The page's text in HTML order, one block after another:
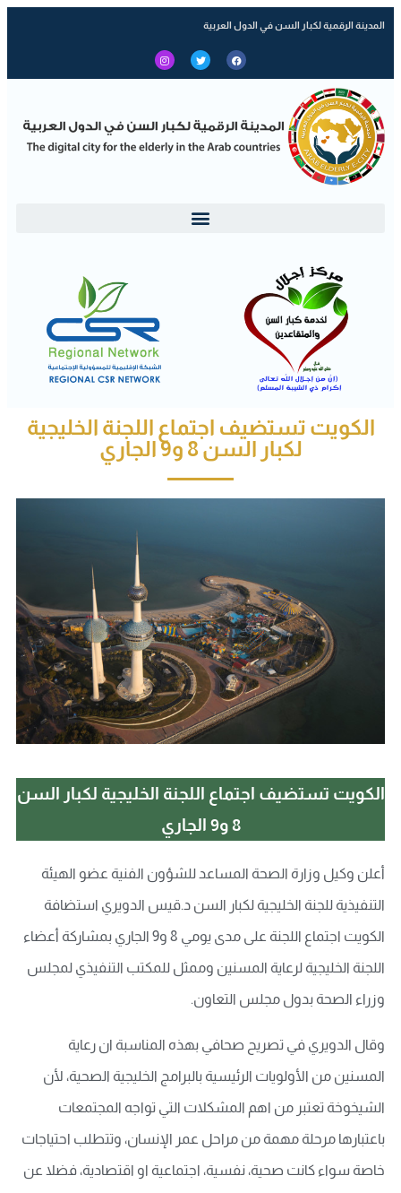
المدينة الرقمية لكبار السن في الدول العربية
الكويت تستضيف اجتماع اللجنة الخليجية
لكبار السن 8 و9 الجاري
الكويت تستضيف اجتماع اللجنة الخليجية لكبار السن
8 و9 الجاري
أعلن وكيل وزارة الصحة المساعد للشؤون الفنية عضو الهيئة
التنفيذية للجنة الخليجية لكبار السن د.قيس الدويري استضافة
الكويت اجتماع اللجنة على مدى يومي 8 و9 الجاري بمشاركة أعضاء
اللجنة الخليجية لرعاية المسنين وممثل للمكتب التنفيذي لمجلس
وزراء الصحة بدول مجلس التعاون.
وقال الدويري في تصريح صحافي بهذه المناسبة ان رعاية
المسنين من الأولويات الرئيسية بالبرامج الخليجية الصحية، لأن
الشيخوخة تعتبر من اهم المشكلات التي تواجه المجتمعات
باعتبارها مرحلة مهمة من مراحل عمر الإنسان، وتتطلب احتياجات
خاصة سواء كانت صحية، نفسية، اجتماعية او اقتصادية، فضلا عن